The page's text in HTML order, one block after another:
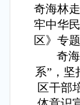
奇海林
牢中华
区》专
奇海
系”，坚
区干部